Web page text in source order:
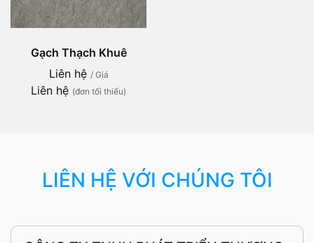
Gạch Thạch Khuê
Liên hệ / Giá
Liên hệ (đơn tối thiểu)
LIÊN HỆ VỚI CHÚNG TÔI